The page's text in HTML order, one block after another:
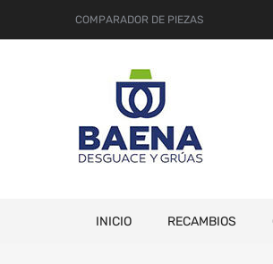
COMPARADOR DE PIEZAS
INICIO RECAMBIOS